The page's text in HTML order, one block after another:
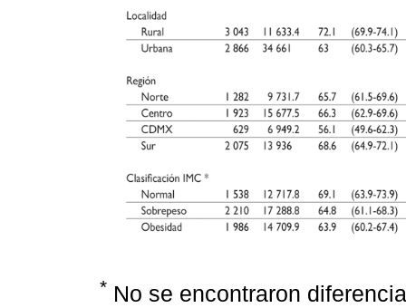
* No se encontraron